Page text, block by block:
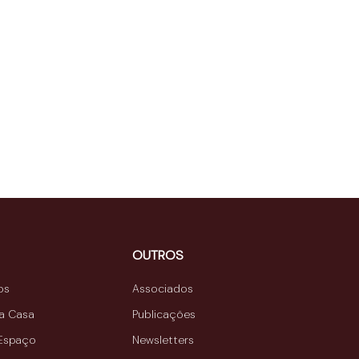
Casa
OUTROS
Associados
Publicações
Newsletters